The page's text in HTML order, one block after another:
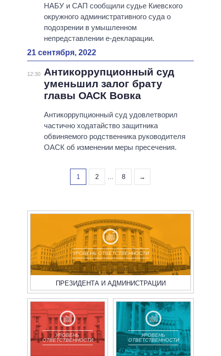
НАБУ и САП сообщили судье Киевского
окружного административного суда о
подозрении в умышленном
непредставлении е-декларации.
21 сентября, 2022
12:30
Антикоррупционный суд
уменьшил залог брату
главы ОАСК Вовка
Антикоррупционный суд удовлетворил
частично ходатайство защитника
обвиняемого родственника руководителя
ОАСК об изменении меры пресечения.
1 2 ... 8 →
УРОВЕНЬ ОТВЕТСТВЕННОСТИ
ПРЕЗИДЕНТА И АДМИНИСТРАЦИИ
УРОВЕНЬ
ОТВЕТСТВЕННОСТИ
УРОВЕНЬ
ОТВЕТСТВЕННОСТИ